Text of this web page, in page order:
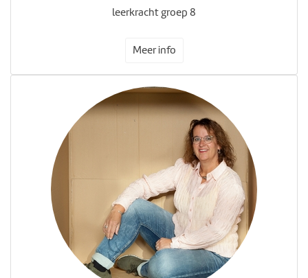
leerkracht groep 8
Meer info